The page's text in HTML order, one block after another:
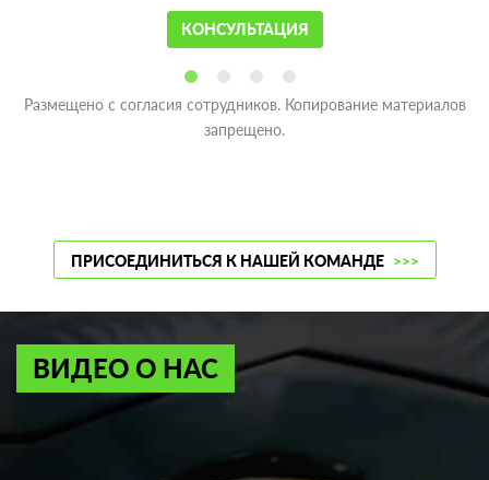
КОНСУЛЬТАЦИЯ
Размещено с согласия сотрудников. Копирование материалов
запрещено.
ПРИСОЕДИНИТЬСЯ К НАШЕЙ КОМАНДЕ >>>
ВИДЕО О НАС